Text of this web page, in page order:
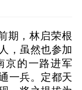
期，林启荣根
，虽然也参加
京的一路进军
一兵。定都天